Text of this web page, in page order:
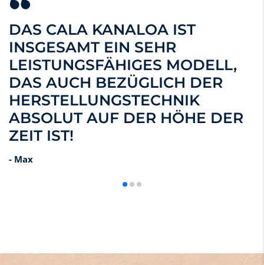
DAS CALA KANALOA IST
INSGESAMT EIN SEHR
LEISTUNGSFÄHIGES MODELL,
DAS AUCH BEZÜGLICH DER
HERSTELLUNGSTECHNIK
ABSOLUT AUF DER HÖHE DER
ZEIT IST!
- Max